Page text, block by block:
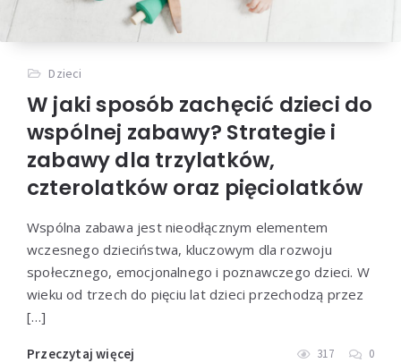
Dzieci
W jaki sposób zachęcić dzieci do
wspólnej zabawy? Strategie i
zabawy dla trzylatków,
czterolatków oraz pięciolatków
Wspólna zabawa jest nieodłącznym elementem
wczesnego dzieciństwa, kluczowym dla rozwoju
społecznego, emocjonalnego i poznawczego dzieci. W
wieku od trzech do pięciu lat dzieci przechodzą przez
[…]
Przeczytaj więcej 317 0